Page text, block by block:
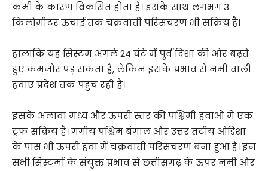
कमी के कारण विकसित होता है। इसके साथ लगभग 3
किलोमीटर ऊंचाई तक चक्रवाती परिसंचरण भी सक्रिय है।
हालांकि यह सिस्टम अगले 24 घंटे में पूर्व दिशा की ओर बढ़ते
हुए कमजोर पड़ सकता है, लेकिन इसके प्रभाव से नमी वाली
हवाएं प्रदेश तक पहुंच रही हैं।
इसके अलावा मध्य और ऊपरी स्तर की पश्चिमी हवाओं में एक
ट्रफ सक्रिय है। गंगीय पश्चिम बंगाल और उत्तर तटीय ओडिशा
के पास भी ऊपरी हवा में चक्रवाती परिसंचरण बना हुआ है। इन
सभी सिस्टमों के संयुक्त प्रभाव से छत्तीसगढ़ के ऊपर नमी और